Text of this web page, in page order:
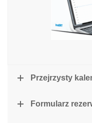
Przejrzysty
Formularz